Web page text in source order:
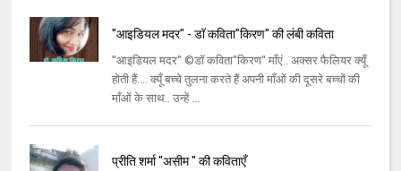
"आइडियल मदर" - डॉ कविता"किरण" की लंबी कविता
"आइडियल मदर" ©डॉ कविता"किरण" माँएं.. अक्सर फैलियर क्यूँ
होती हैं.... क्यूँ बच्चे तुलना करते हैं अपनी माँओं की दूसरे बच्चों की
माँओं के साथ.. उन्हें ...
प्रीति शर्मा "असीम " की कविताएँ